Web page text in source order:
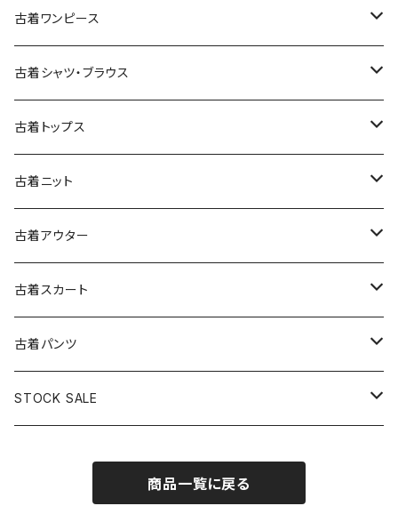
古着ワンピース
古着長袖ワンピース
古着半袖ワンピース
古着ノースリーブワンピース
古着キャミソールワンピース
古着ベアトップワンピース
古着オールインワン
古着オーバーオール
古着シャツ・ブラウス
古着長袖シャツ・ブラウス
古着半袖シャツ・ブラウス
古着ノースリーブシャツ・ブラウス
古着トップス
古着スウェット&パーカー
古着スウェット
古着パーカー
古着プルオーバー
古着長袖プルオーバー
古着半袖プルオーバー
古着Ｔシャツ
古着長袖Ｔシャツ
古着半袖Ｔシャツ
古着ベスト
古着キャミソール
古着ポロシャツ
古着ニット
古着セーター
古着カーディガン
古着半袖ニット
古着ニットアウター
古着アウター
古着ライトジャケット
古着ライトコート
古着ヘビージャケット
古着スカート
古着ロング丈スカート (丈76cm-)
古着膝丈スカート (丈56-75cm)
古着ミニ丈スカート (丈56-75cm)
古着パンツ
古着ロング丈パンツ
STOCK SALE
Autumn / Winter
商品一覧に戻る